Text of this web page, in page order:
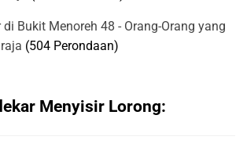
Bukit Menoreh 48 - Orang-Orang yang
(504 Perondaan)
Menyisir Lorong: